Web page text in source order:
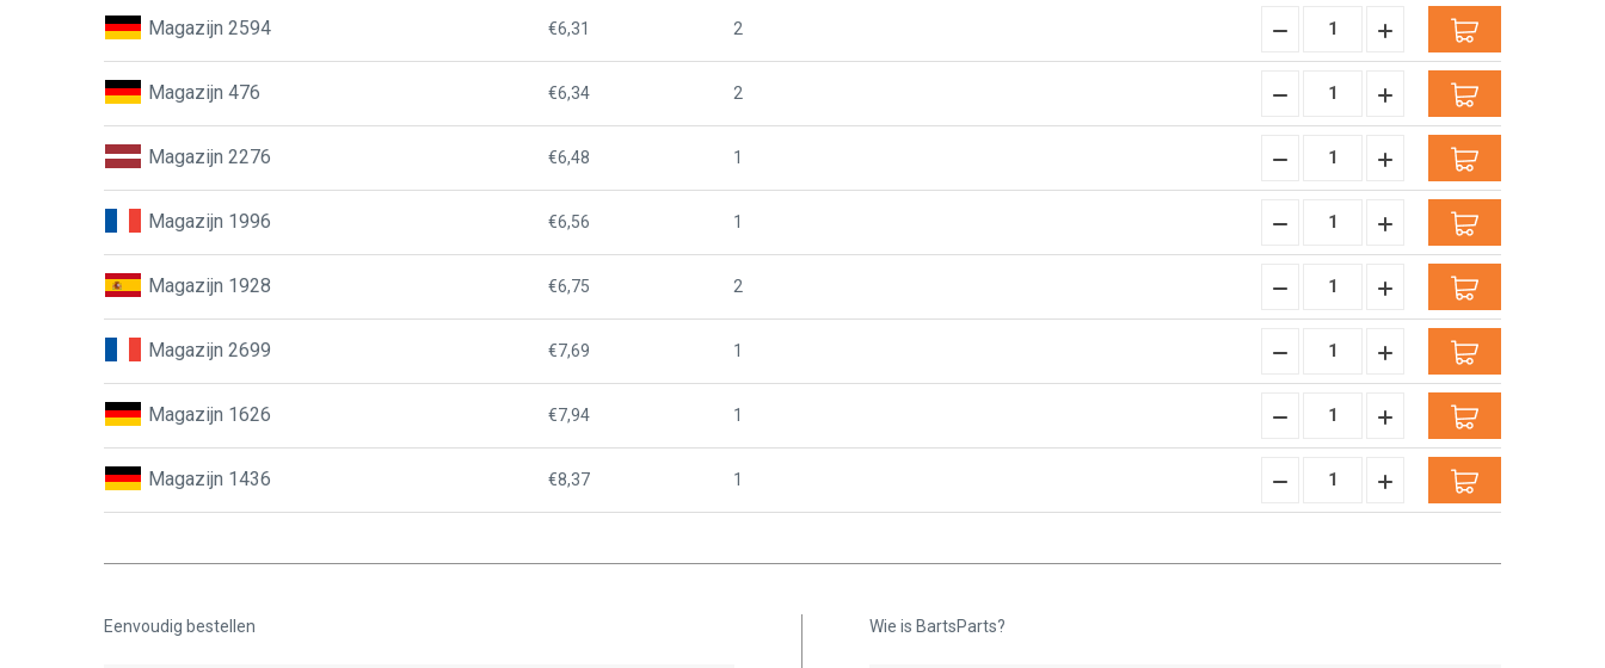
verhogen:
Magazijn 2594 €6,31 2 Hoeveelheid Hoeveelheid
verhogen:
Magazijn 476 €6,34 2 Hoeveelheid Hoeveelheid
verhogen:
Magazijn 2276 €6,48 1 Hoeveelheid Hoeveelheid
verhogen:
Magazijn 1996 €6,56 1 Hoeveelheid Hoeveelheid
verhogen:
Magazijn 1928 €6,75 2 Hoeveelheid Hoeveelheid
verhogen:
Magazijn 2699 €7,69 1 Hoeveelheid Hoeveelheid
verhogen:
Magazijn 1626 €7,94 1 Hoeveelheid Hoeveelheid
verhogen:
Magazijn 1436 €8,37 1 Hoeveelheid Hoeveelheid
Eenvoudig bestellen Wie is BartsParts?